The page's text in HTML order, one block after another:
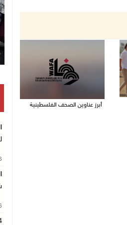
أبرز عناوين الصحف الفلسطينية